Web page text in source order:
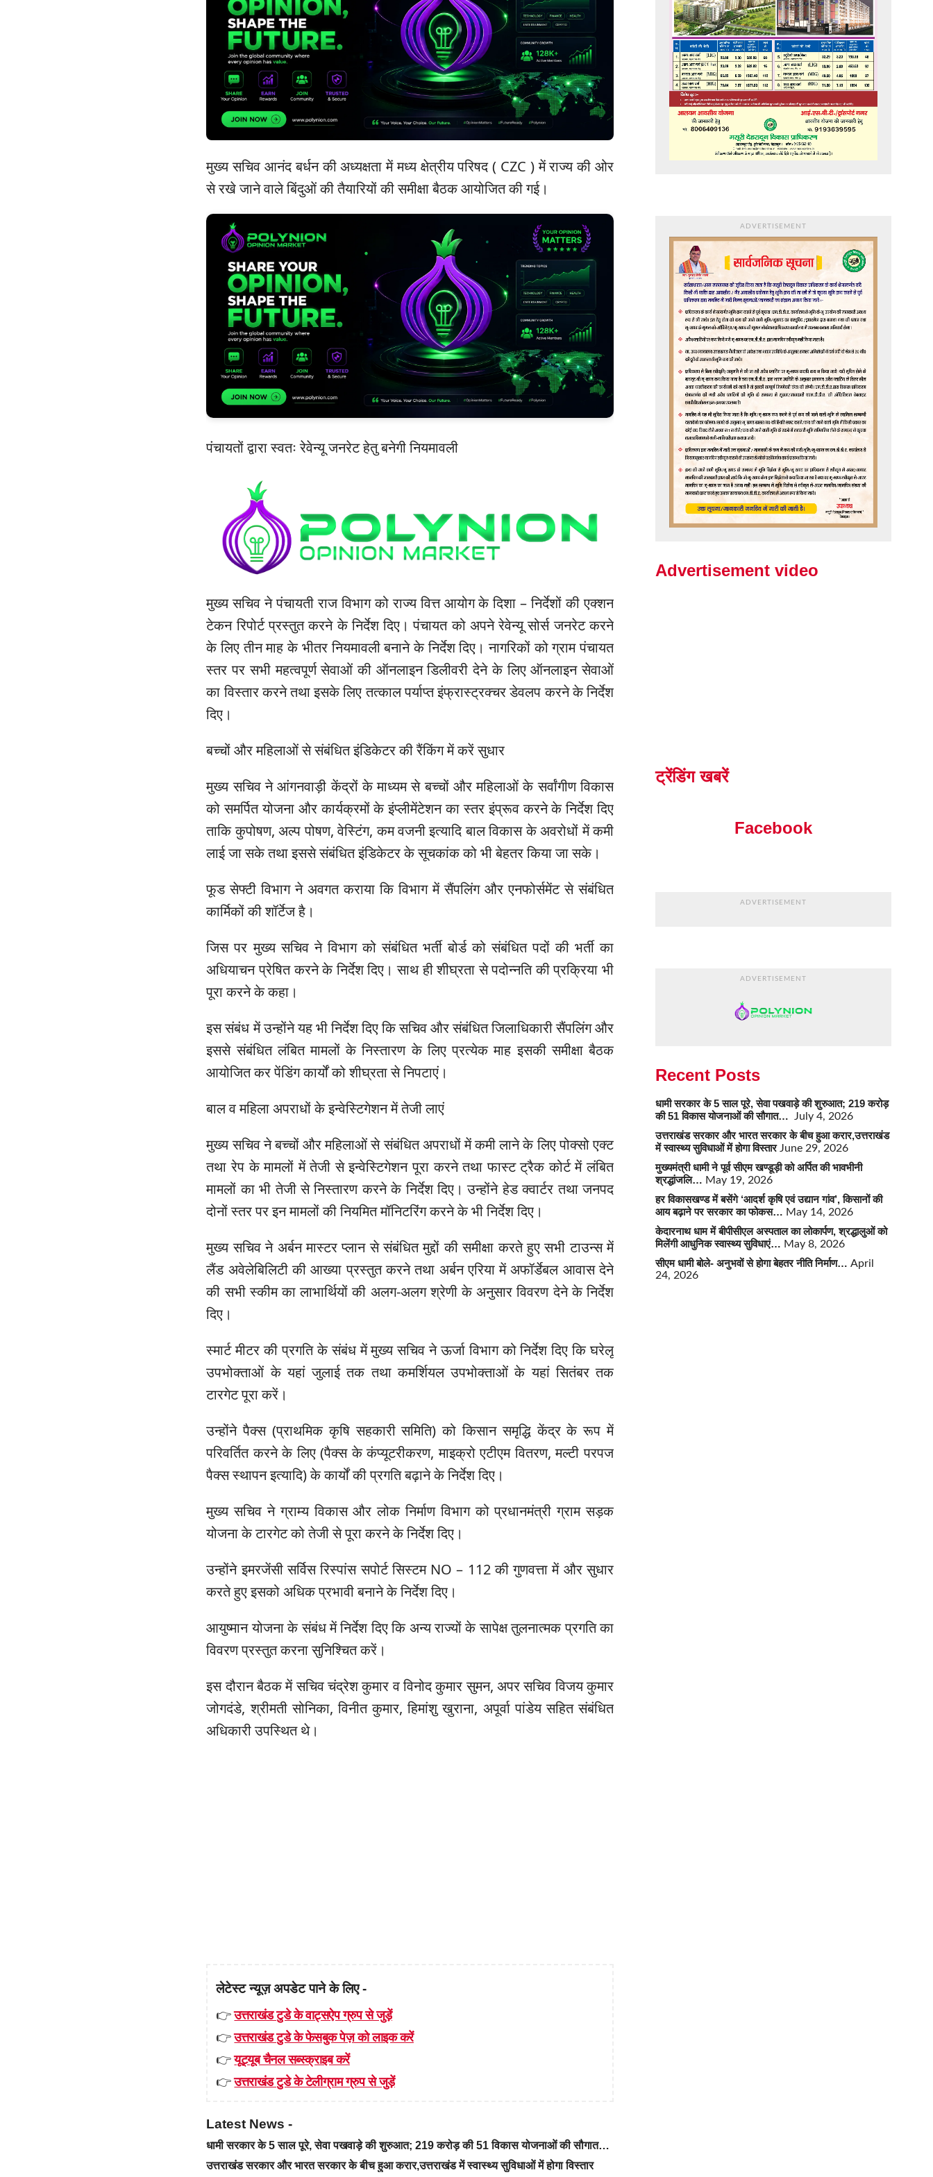
मुख्य सचिव आनंद बर्धन की अध्यक्षता में मध्य क्षेत्रीय परिषद ( CZC ) में राज्य की ओर
से रखे जाने वाले बिंदुओं की तैयारियों की समीक्षा बैठक आयोजित की गई।
पंचायतों द्वारा स्वतः रेवेन्यू जनरेट हेतु बनेगी नियमावली
मुख्य सचिव ने पंचायती राज विभाग को राज्य वित्त आयोग के दिशा – निर्देशों की एक्शन
टेकन रिपोर्ट प्रस्तुत करने के निर्देश दिए। पंचायत को अपने रेवेन्यू सोर्स जनरेट करने
के लिए तीन माह के भीतर नियमावली बनाने के निर्देश दिए। नागरिकों को ग्राम पंचायत
स्तर पर सभी महत्वपूर्ण सेवाओं की ऑनलाइन डिलीवरी देने के लिए ऑनलाइन सेवाओं
का विस्तार करने तथा इसके लिए तत्काल पर्याप्त इंफ्रास्ट्रक्चर डेवलप करने के निर्देश
दिए।
बच्चों और महिलाओं से संबंधित इंडिकेटर की रैंकिंग में करें सुधार
मुख्य सचिव ने आंगनवाड़ी केंद्रों के माध्यम से बच्चों और महिलाओं के सर्वांगीण विकास
को समर्पित योजना और कार्यक्रमों के इंप्लीमेंटेशन का स्तर इंप्रूव करने के निर्देश दिए
ताकि कुपोषण, अल्प पोषण, वेस्टिंग, कम वजनी इत्यादि बाल विकास के अवरोधों में कमी
लाई जा सके तथा इससे संबंधित इंडिकेटर के सूचकांक को भी बेहतर किया जा सके।
फूड सेफ्टी विभाग ने अवगत कराया कि विभाग में सैंपलिंग और एनफोर्समेंट से संबंधित
कार्मिकों की शॉर्टेज है।
जिस पर मुख्य सचिव ने विभाग को संबंधित भर्ती बोर्ड को संबंधित पदों की भर्ती का
अधियाचन प्रेषित करने के निर्देश दिए। साथ ही शीघ्रता से पदोन्नति की प्रक्रिया भी
पूरा करने के कहा।
इस संबंध में उन्होंने यह भी निर्देश दिए कि सचिव और संबंधित जिलाधिकारी सैंपलिंग और
इससे संबंधित लंबित मामलों के निस्तारण के लिए प्रत्येक माह इसकी समीक्षा बैठक
आयोजित कर पेंडिंग कार्यों को शीघ्रता से निपटाएं।
बाल व महिला अपराधों के इन्वेस्टिगेशन में तेजी लाएं
मुख्य सचिव ने बच्चों और महिलाओं से संबंधित अपराधों में कमी लाने के लिए पोक्सो एक्ट
तथा रेप के मामलों में तेजी से इन्वेस्टिगेशन पूरा करने तथा फास्ट ट्रैक कोर्ट में लंबित
मामलों का भी तेजी से निस्तारण करने के निर्देश दिए। उन्होंने हेड क्वार्टर तथा जनपद
दोनों स्तर पर इन मामलों की नियमित मॉनिटरिंग करने के भी निर्देश दिए।
मुख्य सचिव ने अर्बन मास्टर प्लान से संबंधित मुद्दों की समीक्षा करते हुए सभी टाउन्स में
लैंड अवेलेबिलिटी की आख्या प्रस्तुत करने तथा अर्बन एरिया में अफॉर्डेबल आवास देने
की सभी स्कीम का लाभार्थियों की अलग-अलग श्रेणी के अनुसार विवरण देने के निर्देश
दिए।
स्मार्ट मीटर की प्रगति के संबंध में मुख्य सचिव ने ऊर्जा विभाग को निर्देश दिए कि घरेलू
उपभोक्ताओं के यहां जुलाई तक तथा कमर्शियल उपभोक्ताओं के यहां सितंबर तक
टारगेट पूरा करें।
उन्होंने पैक्स (प्राथमिक कृषि सहकारी समिति) को किसान समृद्धि केंद्र के रूप में
परिवर्तित करने के लिए (पैक्स के कंप्यूटरीकरण, माइक्रो एटीएम वितरण, मल्टी परपज
पैक्स स्थापन इत्यादि) के कार्यों की प्रगति बढ़ाने के निर्देश दिए।
मुख्य सचिव ने ग्राम्य विकास और लोक निर्माण विभाग को प्रधानमंत्री ग्राम सड़क
योजना के टारगेट को तेजी से पूरा करने के निर्देश दिए।
उन्होंने इमरजेंसी सर्विस रिस्पांस सपोर्ट सिस्टम NO – 112 की गुणवत्ता में और सुधार
करते हुए इसको अधिक प्रभावी बनाने के निर्देश दिए।
आयुष्मान योजना के संबंध में निर्देश दिए कि अन्य राज्यों के सापेक्ष तुलनात्मक प्रगति का
विवरण प्रस्तुत करना सुनिश्चित करें।
इस दौरान बैठक में सचिव चंद्रेश कुमार व विनोद कुमार सुमन, अपर सचिव विजय कुमार
जोगदंडे, श्रीमती सोनिका, विनीत कुमार, हिमांशु खुराना, अपूर्वा पांडेय सहित संबंधित
अधिकारी उपस्थित थे।
लेटेस्ट न्यूज़ अपडेट पाने के लिए -
👉उत्तराखंड टुडे के वाट्सऐप ग्रुप से जुड़ें
👉उत्तराखंड टुडे के फेसबुक पेज़ को लाइक करें
👉यूट्यूब चैनल सब्स्क्राइब करें
👉उत्तराखंड टुडे के टेलीग्राम ग्रुप से जुड़ें
Latest News -
धामी सरकार के 5 साल पूरे, सेवा पखवाड़े की शुरुआत; 219 करोड़ की 51 विकास योजनाओं की सौगात…
उत्तराखंड सरकार और भारत सरकार के बीच हुआ करार,उत्तराखंड में स्वास्थ्य सुविधाओं में होगा विस्तार
ADVERTISEMENT
Advertisement video
ट्रेंडिंग खबरें
Facebook
ADVERTISEMENT
ADVERTISEMENT
Recent Posts
धामी सरकार के 5 साल पूरे, सेवा पखवाड़े की शुरुआत; 219 करोड़
की 51 विकास योजनाओं की सौगात… July 4, 2026
उत्तराखंड सरकार और भारत सरकार के बीच हुआ करार,उत्तराखंड
में स्वास्थ्य सुविधाओं में होगा विस्तार June 29, 2026
मुख्यमंत्री धामी ने पूर्व सीएम खण्डूड़ी को अर्पित की भावभीनी
श्रद्धांजलि… May 19, 2026
हर विकासखण्ड में बसेंगे ‘आदर्श कृषि एवं उद्यान गांव’, किसानों की
आय बढ़ाने पर सरकार का फोकस… May 14, 2026
केदारनाथ धाम में बीपीसीएल अस्पताल का लोकार्पण, श्रद्धालुओं को
मिलेंगी आधुनिक स्वास्थ्य सुविधाएं… May 8, 2026
सीएम धामी बोले- अनुभवों से होगा बेहतर नीति निर्माण… April
24, 2026